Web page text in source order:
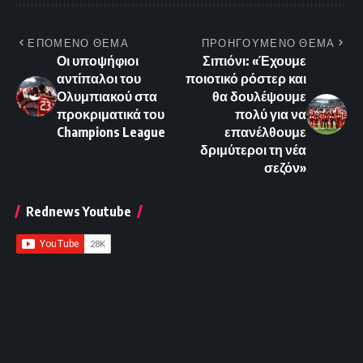
ΕΠΟΜΕΝΟ ΘΕΜΑ
Οι υποψήφιοι
αντίπαλοι του
Ολυμπιακού στα
προκριματικά του
Champions League
ΠΡΟΗΓΟΥΜΕΝΟ ΘΕΜΑ
Σιπιόνι: «Έχουμε
ποιοτικό ρόστερ και
θα δουλέψουμε
πολύ για να
επανέλθουμε
δριμύτεροι τη νέα
σεζόν»
Rednews Youtube